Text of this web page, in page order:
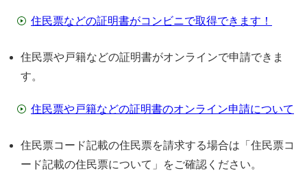
住民票などの証明書がコンビニで取得できます！
住民票や戸籍などの証明書がオンラインで申請できま
す。
住民票や戸籍などの証明書のオンライン申請について
住民票コード記載の住民票を請求する場合は「住民票コ
ード記載の住民票について」をご確認ください。